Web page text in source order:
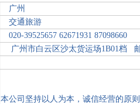
广州
交通旅游
020-39525657 62671931 87098660
广州市白云区沙太货运场1B01档
本公司坚持以人为本，诚信经营的原